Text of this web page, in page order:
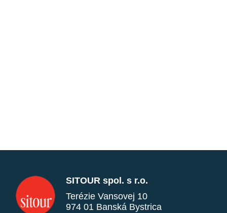
SITOUR spol. s r.o.
Terézie Vansovej 10
974 01 Banská Bystrica